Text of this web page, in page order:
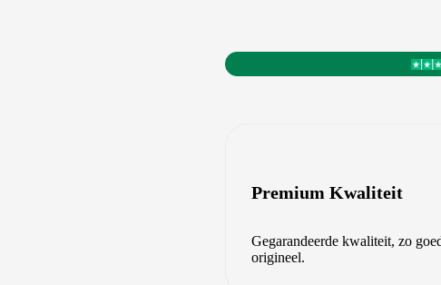
Premium Kwaliteit
Gegarandeerde kwaliteit, zo
origineel.